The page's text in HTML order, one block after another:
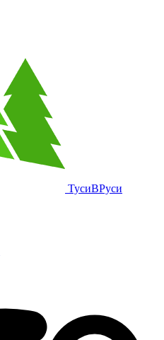
ТусиВРуси